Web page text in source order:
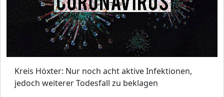
Kreis Höxter: Nur noch acht aktive Infektionen,
jedoch weiterer Todesfall zu beklagen